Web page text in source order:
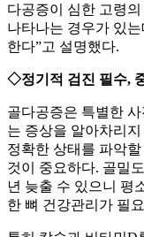
다공증이 심한 고령
나타나는 경우가 있
한다”고 설명했다.
◇정기적 검진 필수,
골다공증은 특별한
는 증상을 알아차리
정확한 상태를 파악
것이 중요하다. 골밀
년 늦출 수 있으니 평
한 뼈 건강관리가 필